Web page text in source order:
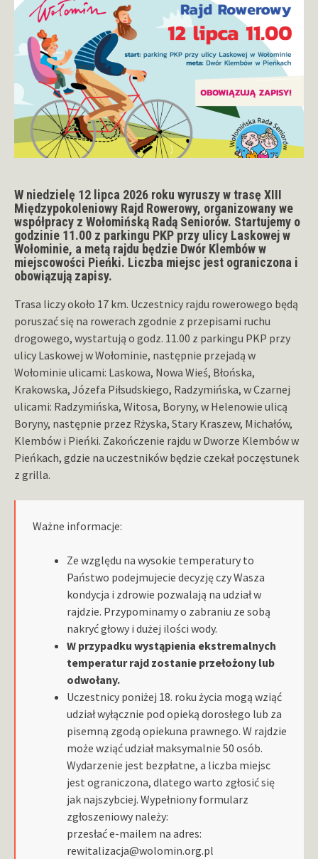
W niedzielę 12 lipca 2026 roku wyruszy w trasę XIII
Międzypokoleniowy Rajd Rowerowy, organizowany we
współpracy z Wołomińską Radą Seniorów. Startujemy o
godzinie 11.00 z parkingu PKP przy ulicy Laskowej w
Wołominie, a metą rajdu będzie Dwór Klembów w
miejscowości Pieńki. Liczba miejsc jest ograniczona i
obowiązują zapisy.
Trasa liczy około 17 km. Uczestnicy rajdu rowerowego będą
poruszać się na rowerach zgodnie z przepisami ruchu
drogowego, wystartują o godz. 11.00 z parkingu PKP przy
ulicy Laskowej w Wołominie, następnie przejadą w
Wołominie ulicami: Laskowa, Nowa Wieś, Błońska,
Krakowska, Józefa Piłsudskiego, Radzymińska, w Czarnej
ulicami: Radzymińska, Witosa, Boryny, w Helenowie ulicą
Boryny, następnie przez Rżyska, Stary Kraszew, Michałów,
Klembów i Pieńki. Zakończenie rajdu w Dworze Klembów w
Pieńkach, gdzie na uczestników będzie czekał poczęstunek
z grilla.
Ważne informacje:
Ze względu na wysokie temperatury to
Państwo podejmujecie decyzję czy Wasza
kondycja i zdrowie pozwalają na udział w
rajdzie. Przypominamy o zabraniu ze sobą
nakryć głowy i dużej ilości wody.
W przypadku wystąpienia ekstremalnych
temperatur rajd zostanie przełożony lub
odwołany.
Uczestnicy poniżej 18. roku życia mogą wziąć
udział wyłącznie pod opieką dorosłego lub za
pisemną zgodą opiekuna prawnego. W rajdzie
może wziąć udział maksymalnie 50 osób.
Wydarzenie jest bezpłatne, a liczba miejsc
jest ograniczona, dlatego warto zgłosić się
jak najszybciej. Wypełniony formularz
zgłoszeniowy należy:
przesłać e-mailem na adres:
rewitalizacja@wolomin.org.pl